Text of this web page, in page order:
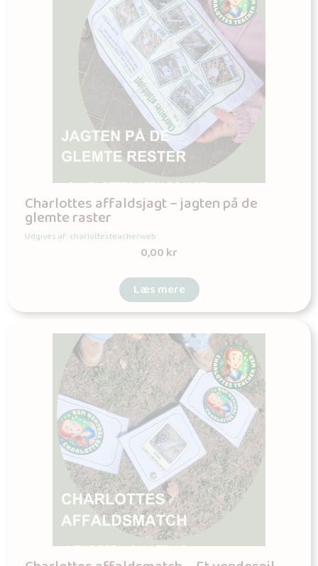
Charlottes affaldsjagt – jagten på de
glemte raster
Udgives af: charlottesteacherweb
0,00kr
Læs mere